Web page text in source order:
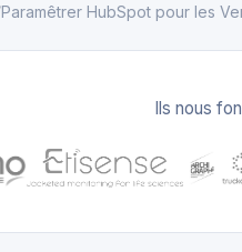
Paramêtrer HubSpot pour les
Ils nous